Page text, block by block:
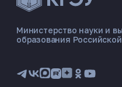
🏠 Общежитие
Министерство науки и
образования